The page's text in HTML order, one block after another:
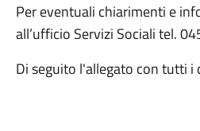
Per eventuali chiarimenti e
all’ufficio Servizi Sociali tel.
Di seguito l'allegato con tutti i